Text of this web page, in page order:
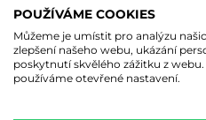
mezi 0,076 mm a 0,224 mm, což
silnější kartony nebo plastové
Vzhledem k tomu, že zařízení
nezbytné používat vhodnou
barvicí pásky je 25,4 mm (1 palec) a
vrstva vně). Důležitým odborným
POUŽÍVÁME COOKIES
Můžeme je umístit pro analýzu
zlepšení našeho webu, ukázání
poskytnutí skvělého zážitku z
používáme otevřené nastavení.